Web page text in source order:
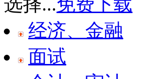
经济、金融
面试